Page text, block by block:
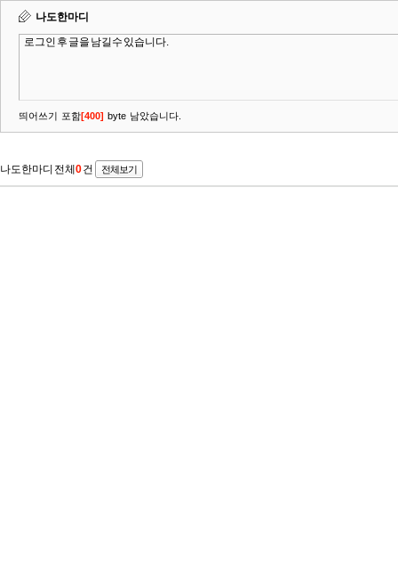
나도한마디
띄어쓰기 포함[400] byte 남았습니다.
나도한마디 전체 0건 전체보기